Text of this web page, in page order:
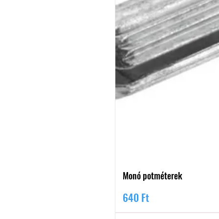
Monó potméterek
Ár
640 Ft